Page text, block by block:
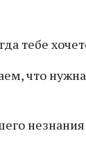
тебе
что нужна